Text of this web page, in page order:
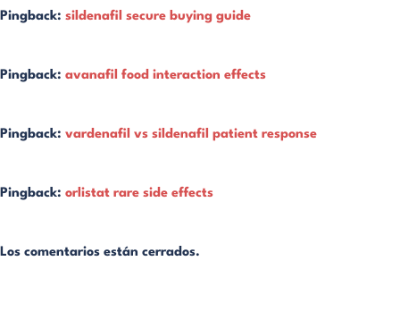
Pingback: sildenafil secure buying guide
Pingback: avanafil food interaction effects
Pingback: vardenafil vs sildenafil patient response
Pingback: orlistat rare side effects
Los comentarios están cerrados.